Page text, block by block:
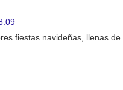
fiestas navideñas, llenas